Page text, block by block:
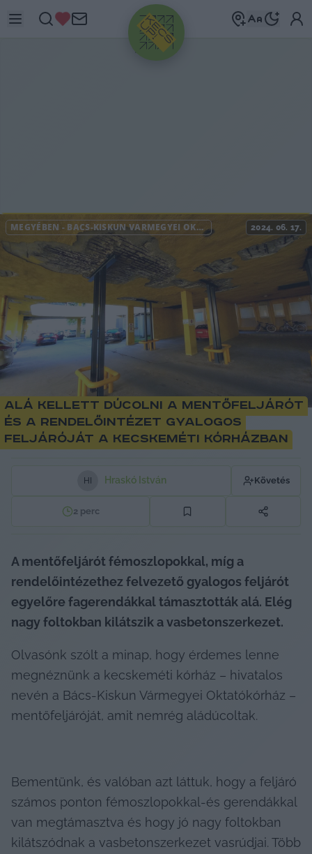
HIRDETÉS
MEGYÉBEN - BÁCS-KISKUN VÁRMEGYEI OKTATÓKÓRHÁZ 2024. 06. 17.
Alá kellett dúcolni a mentőfeljárót
és a rendelőintézet gyalogos
feljáróját a kecskeméti kórházban
HI Hraskó István Követés
2perc
A mentőfeljárót fémoszlopokkal, míg a
rendelőintézethez felvezető gyalogos feljárót
egyelőre fagerendákkal támasztották alá. Elég
nagy foltokban kilátszik a vasbetonszerkezet.
Olvasónk szólt a minap, hogy érdemes lenne
megnéznünk a kecskeméti kórház – hivatalos
nevén a Bács-Kiskun Vármegyei Oktatókórház –
mentőfeljáróját, amit nemrég aládúcoltak.
Bementünk, és valóban azt láttuk, hogy a feljáró
számos ponton fémoszlopokkal-és gerendákkal
van megtámasztva és hogy jó nagy foltokban
kilátszódnak a vasbetonszerkezet vasrúdjai. Több